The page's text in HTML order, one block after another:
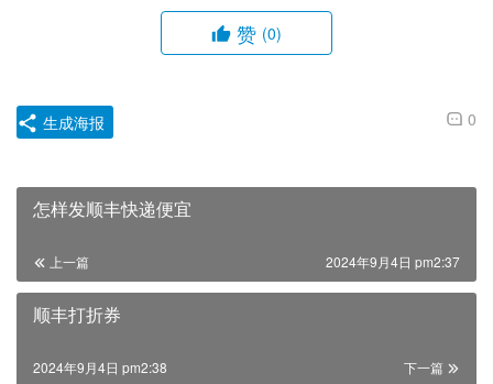
赞 (0)
0
生成海报
怎样发顺丰快递便宜
上一篇 2024年9月4日 pm2:37
顺丰打折券
下一篇
2024年9月4日 pm2:38